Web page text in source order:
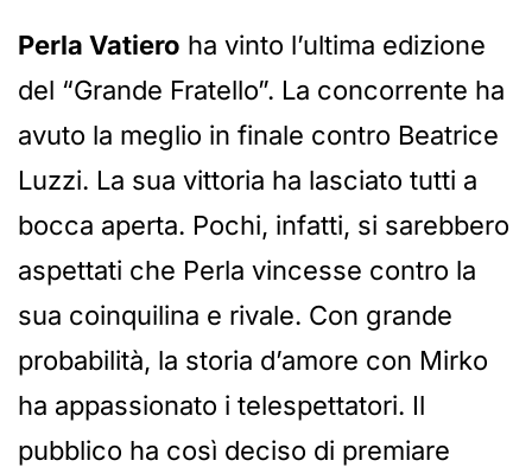
Perla Vatiero ha vinto l’ultima edizione
del “Grande Fratello”. La concorrente ha
avuto la meglio in finale contro Beatrice
Luzzi. La sua vittoria ha lasciato tutti a
bocca aperta. Pochi, infatti, si sarebbero
aspettati che Perla vincesse contro la
sua coinquilina e rivale. Con grande
probabilità, la storia d’amore con Mirko
ha appassionato i telespettatori. Il
pubblico ha così deciso di premiare